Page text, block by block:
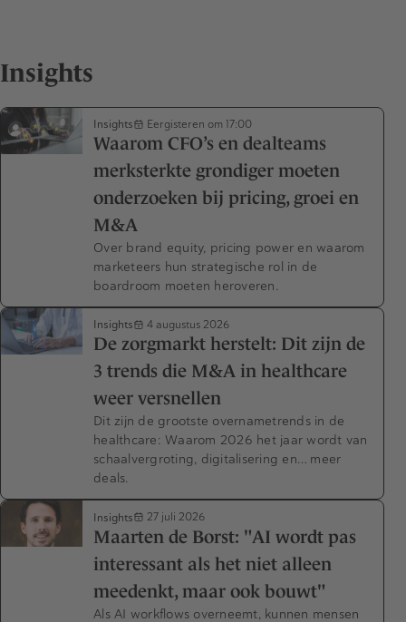
Insights
Insights Eergisteren om 17:00
Waarom CFO’s en dealteams
merksterkte grondiger moeten
onderzoeken bij pricing, groei en
M&A
Over brand equity, pricing power en waarom
marketeers hun strategische rol in de
boardroom moeten heroveren.
Insights 4 augustus 2026
De zorgmarkt herstelt: Dit zijn de
3 trends die M&A in healthcare
weer versnellen
Dit zijn de grootste overnametrends in de
healthcare: Waarom 2026 het jaar wordt van
schaalvergroting, digitalisering en… meer
deals.
Insights 27 juli 2026
Maarten de Borst: "AI wordt pas
interessant als het niet alleen
meedenkt, maar ook bouwt"
Als AI workflows overneemt, kunnen mensen